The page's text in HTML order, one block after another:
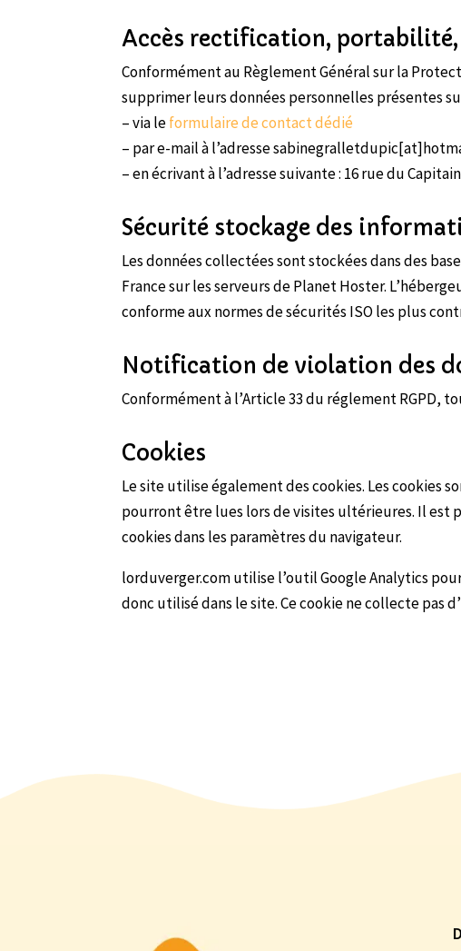
Accès rectification, portabilité,
Conformément au Règlement Général sur la
supprimer leurs données personnelles présentes
– via leformulaire de contact dédié
– par e-mail à l’adresse
– en écrivant à l’adresse suivante : 16 rue du
Sécurité stockage des
Les données collectées sont stockées dans des
France sur les serveurs de Planet Hoster.
conforme aux normes de sécurités ISO les plus
Notification de violation des
Conformément à l’Article 33 du réglement RGPD,
Cookies
Le site utilise également des cookies. Les cookies
pourront être lues lors de visites ultérieures. Il est
cookies dans les paramètres du navigateur.
lorduverger.com utilise l’outil Google Analytics
donc utilisé dans le site. Ce cookie ne collecte pas